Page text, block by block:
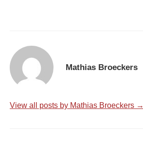
Mathias Broeckers
View all posts by Mathias Broeckers →